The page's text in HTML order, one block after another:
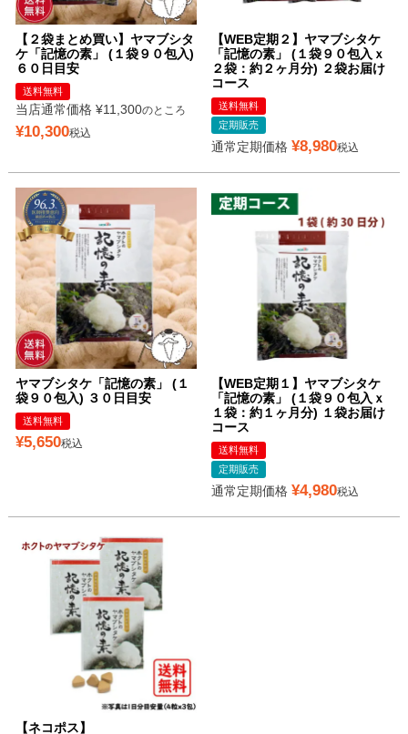
【２袋まとめ買い】ヤマブシタ
ケ「記憶の素」 (１袋９０包入)
６０日目安
送料無料
当店通常価格 ¥11,300のところ
¥10,300税込
【WEB定期２】ヤマブシタケ
「記憶の素」 (１袋９０包入ｘ
２袋：約２ヶ月分) ２袋お届け
コース
送料無料
定期販売
通常定期価格 ¥8,980税込
ヤマブシタケ「記憶の素」 (１
袋９０包入) ３０日目安
送料無料
¥5,650税込
【WEB定期１】ヤマブシタケ
「記憶の素」 (１袋９０包入ｘ
１袋：約１ヶ月分) １袋お届け
コース
送料無料
定期販売
通常定期価格 ¥4,980税込
【ネコポス】